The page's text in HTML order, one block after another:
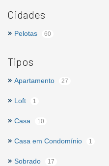
Cidades
Pelotas 60
Tipos
Apartamento 27
Loft 1
Casa 10
Casa em Condomínio 1
Sobrado 17